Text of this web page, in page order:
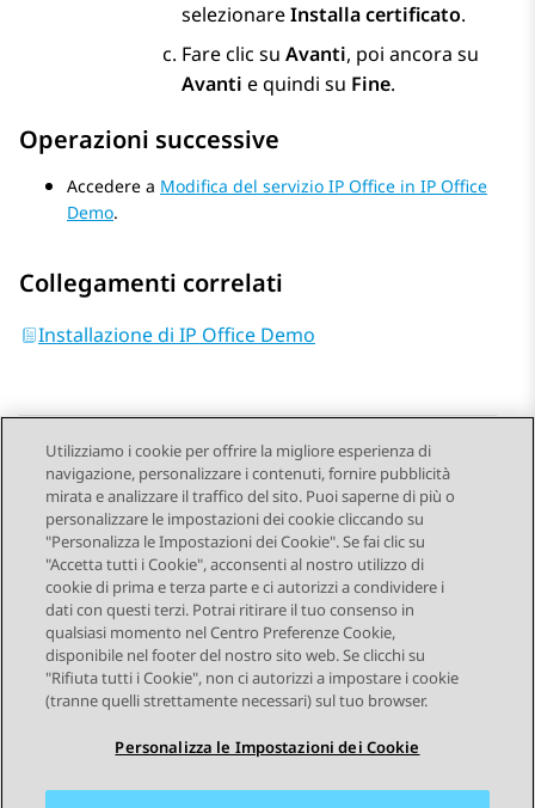
selezionareInstalla certificato.
Fare clic su Avanti, poi ancora su
Avanti e quindi su Fine.
Operazioni successive
Accedere a Modifica del servizio IP Office in IP Office
Demo.
Collegamenti correlati
Installazione di IP Office Demo
Send Feedback
Navigazione argomento
Argomento precedente Argomento successivo
STAY CONNECTED
Utilizziamo i cookie per offrire la migliore esperienza di
navigazione, personalizzare i contenuti, fornire pubblicità
mirata e analizzare il traffico del sito. Puoi saperne di più o
personalizzare le impostazioni dei cookie cliccando su
"Personalizza le Impostazioni dei Cookie". Se fai clic su
"Accetta tutti i Cookie", acconsenti al nostro utilizzo di
cookie di prima e terza parte e ci autorizzi a condividere i
dati con questi terzi. Potrai ritirare il tuo consenso in
qualsiasi momento nel Centro Preferenze Cookie,
disponibile nel footer del nostro sito web. Se clicchi su
"Rifiuta tutti i Cookie", non ci autorizzi a impostare i cookie
(tranne quelli strettamente necessari) sul tuo browser.
Personalizza le Impostazioni dei Cookie